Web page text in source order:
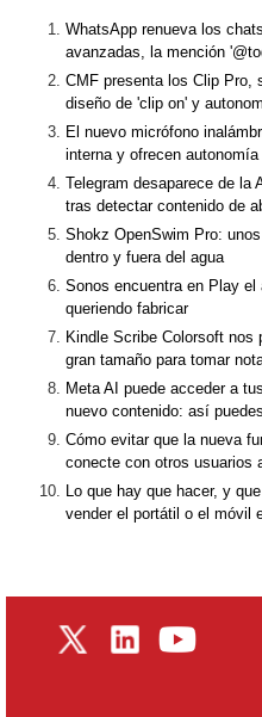
WhatsApp renueva los
avanzadas, la mención
CMF presenta los Clip Pro,
diseño de 'clip on' y
El nuevo micrófono
interna y ofrecen
Telegram desaparece de la
tras detectar contenido de
Shokz OpenSwim Pro:
dentro y fuera del agua
Sonos encuentra en Play
queriendo fabricar
Kindle Scribe Colorsoft nos
gran tamaño para tomar
Meta AI puede acceder a
nuevo contenido: así
Cómo evitar que la nueva
conecte con otros usuarios
Lo que hay que hacer, y
vender el portátil o el móvil